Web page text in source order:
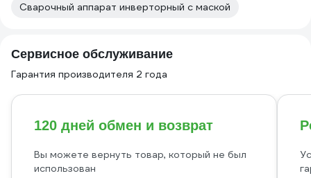
Сварочный аппарат инверторный с маской
Сервисное обслуживание
Гарантия производителя 2 года
120 дней обмен и возврат
Вы можете вернуть товар, который не был
использован